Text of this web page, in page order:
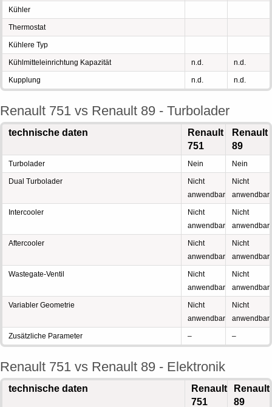
Kühler
Thermostat
Kühlere Typ
Kühlmitteleinrichtung Kapazität n.d. n.d.
Kupplung n.d. n.d.
Renault 751 vs Renault 89 - Turbolader
technische daten
Renault
751
Renault
89
Turbolader Nein Nein
Dual Turbolader
Nicht
anwendbar
Nicht
anwendbar
Intercooler
Nicht
anwendbar
Nicht
anwendbar
Aftercooler
Nicht
anwendbar
Nicht
anwendbar
Wastegate-Ventil
Nicht
anwendbar
Nicht
anwendbar
Variabler Geometrie
Nicht
anwendbar
Nicht
anwendbar
Zusätzliche Parameter – –
Renault 751 vs Renault 89 - Elektronik
technische daten
Renault
751
Renault
89